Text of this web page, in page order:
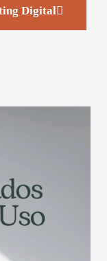
Digital